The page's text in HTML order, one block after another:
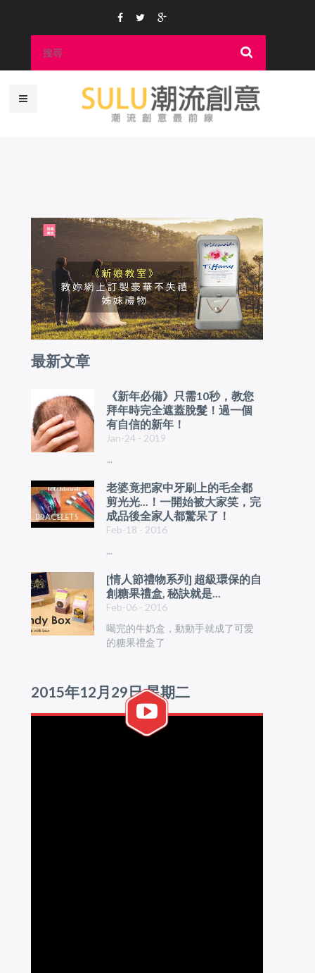
最新文章
《新年必備》只需10秒，教您
拜年時完全遮蓋脫髮！過一個
有自信的新年！
Jan-24 - 2019
...
老婆竟把家中牙刷上的毛全都
剪光光...！一開始被大家笑，完
成品後全家人都驚呆了！
Feb-18 - 2016
...
[情人節禮物系列] 超級環保的自
創糖果禮盒, 秘訣就是...
Feb-06 - 2016
喝完的牛奶盒，動動手就成了可愛
的糖果禮盒了
2015年12月29日 星期二